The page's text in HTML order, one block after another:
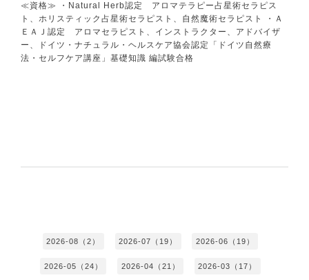
≪資格≫ ・Natural Herb認定 アロマテラピー占星術セラピス
ト、ホリスティック占星術セラピスト、自然魔術セラピスト ・Ａ
ＥＡＪ認定 アロマセラピスト、インストラクター、アドバイザ
ー、ドイツ・ナチュラル・ヘルスケア協会認定「ドイツ自然療
法・セルフケア講座」基礎知識 編試験合格
2026-08（2） 2026-07（19） 2026-06（19）
2026-05（24） 2026-04（21） 2026-03（17）